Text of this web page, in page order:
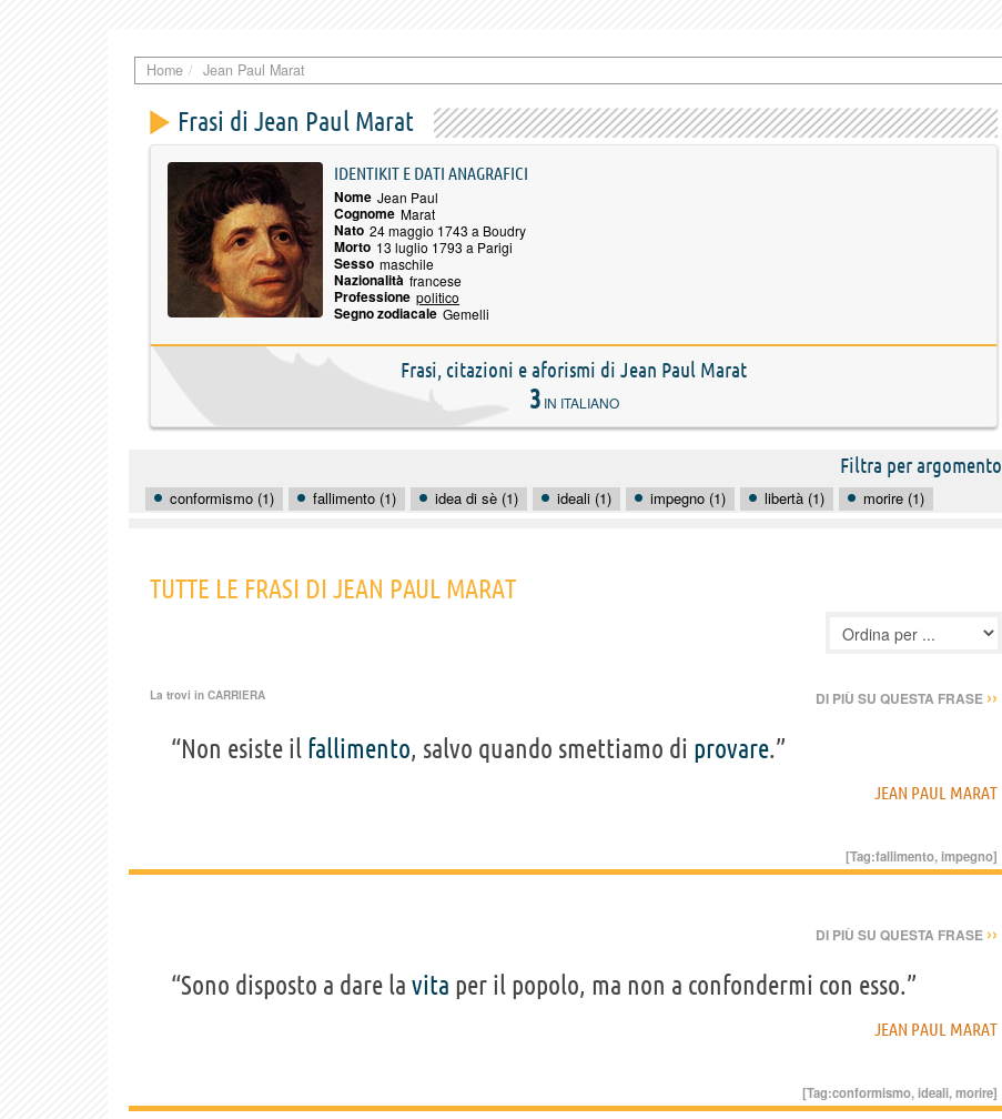
Home Jean Paul Marat
Frasi di Jean Paul Marat
IDENTIKIT E DATI ANAGRAFICI
Nome Jean Paul
Cognome Marat
Nato 24 maggio 1743 a Boudry
Morto 13 luglio 1793 a Parigi
Sesso maschile
Nazionalità francese
Professione politico
Segno zodiacale Gemelli
Frasi, citazioni e aforismi di Jean Paul Marat
3IN ITALIANO
Filtra per argomento
conformismo (1) fallimento (1) idea di sè (1) ideali (1) impegno (1) libertà (1) morire (1)
TUTTE LE FRASI DI JEAN PAUL MARAT
La trovi in CARRIERA DI PIÙ SU QUESTA FRASE ››
“Non esiste il fallimento, salvo quando smettiamo di provare.”
JEAN PAUL MARAT
[Tag:fallimento,impegno]
DI PIÙ SU QUESTA FRASE ››
“Sono disposto a dare la vita per il popolo, ma non a confondermi con esso.”
JEAN PAUL MARAT
[Tag:conformismo,ideali,morire]